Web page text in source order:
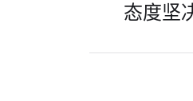
态度坚